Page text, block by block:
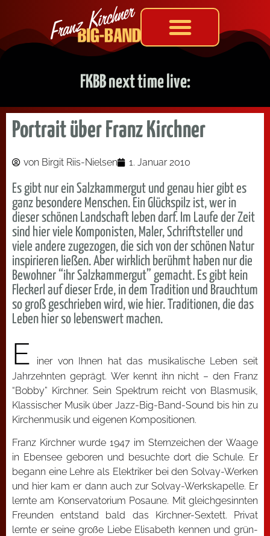
FKBB next time live:
Portrait über Franz Kirchner
von Bir­git Riis-Niel­sen 1. Janu­ar 2010
Es gibt nur ein Salzkammergut und genau hier gibt es
ganz besondere Menschen. Ein Glückspilz ist, wer in
dieser schönen Landschaft leben darf. Im Laufe der Zeit
sind hier viele Komponisten, Maler, Schriftsteller und
viele andere zugezogen, die sich von der schönen Natur
inspirieren ließen. Aber wirklich berühmt haben nur die
Bewohner “ihr Salzkammergut” gemacht. Es gibt kein
Fleckerl auf dieser Erde, in dem Tradition und Brauchtum
so groß geschrieben wird, wie hier. Traditionen, die das
Leben hier so lebenswert machen.
E
iner von Ihnen hat das musi­ka­li­sche Leben seit
Jahr­zehn­ten geprägt. Wer kennt ihn nicht – den Franz
“Bob­by” Kirch­ner. Sein Spek­trum reicht von Blas­mu­sik,
Klas­si­scher Musik über Jazz-Big-Band-Sound bis hin zu
Kir­chen­mu­sik und eige­nen Kom­po­si­tio­nen.
Franz Kirch­ner wur­de 1947 im Stern­zei­chen der Waa­ge
in Eben­see gebo­ren und besuch­te dort die Schu­le. Er
begann eine Leh­re als Elek­tri­ker bei den Sol­vay-Wer­ken
und hier kam er dann auch zur Sol­vay-Werks­ka­pel­le. Er
lern­te am Kon­ser­va­to­ri­um Posau­ne. Mit gleich­ge­sinn­ten
Freun­den ent­stand bald das Kirch­ner-Sex­tett. Pri­vat
lern­te er sei­ne gro­ße Lie­be Eli­sa­beth ken­nen und grün­